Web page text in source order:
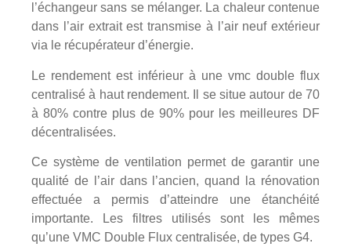
l’échangeur sans se mélanger. La chaleur contenue
dans l’air extrait est transmise à l’air neuf extérieur
via le récupérateur d’énergie.
Le rendement est inférieur à une vmc double flux
centralisé à haut rendement. Il se situe autour de 70
à 80% contre plus de 90% pour les meilleures DF
décentralisées.
Ce système de ventilation permet de garantir une
qualité de l’air dans l’ancien, quand la rénovation
effectuée a permis d’atteindre une étanchéité
importante. Les filtres utilisés sont les mêmes
qu’une VMC Double Flux centralisée, de types G4.